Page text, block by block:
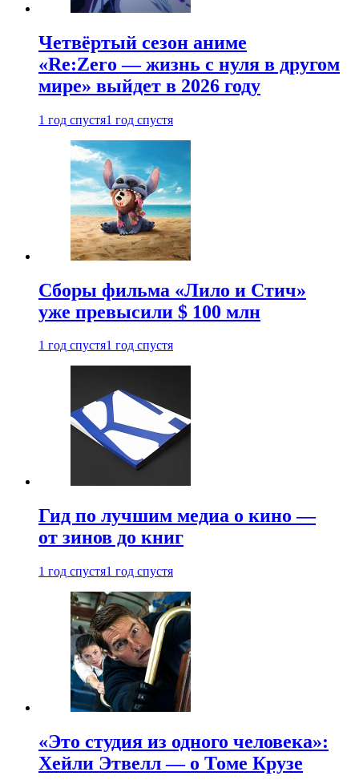
Четвёртый сезон аниме
«Re:Zero — жизнь с нуля в другом
мире» выйдет в 2026 году
1 год спустя1 год спустя
Сборы фильма «Лило и Стич»
уже превысили $ 100 млн
1 год спустя1 год спустя
Гид по лучшим медиа о кино —
от зинов до книг
1 год спустя1 год спустя
«Это студия из одного человека»:
Хейли Этвелл — о Томе Крузе